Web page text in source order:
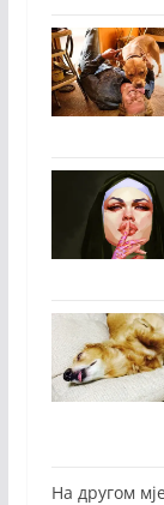
На другом